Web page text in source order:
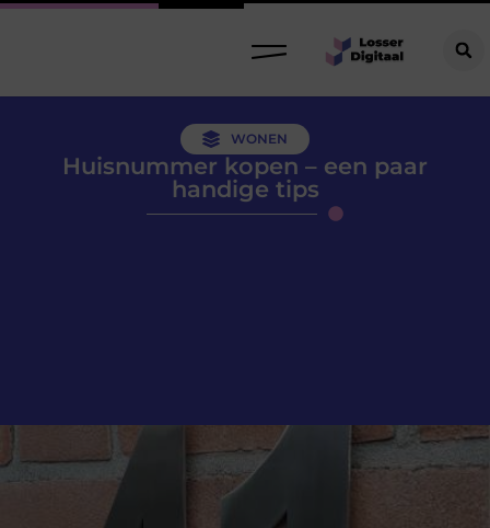
WONEN
Huisnummer kopen – een paar
handige tips